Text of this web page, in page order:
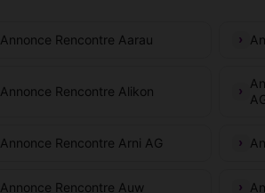
Annonce Rencontre Aarau
Annonce Rencontre Alikon
Annonce Rencontre Arni AG
Annonce Rencontre Auw